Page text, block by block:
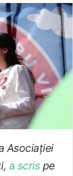
Asociației
a scris pe